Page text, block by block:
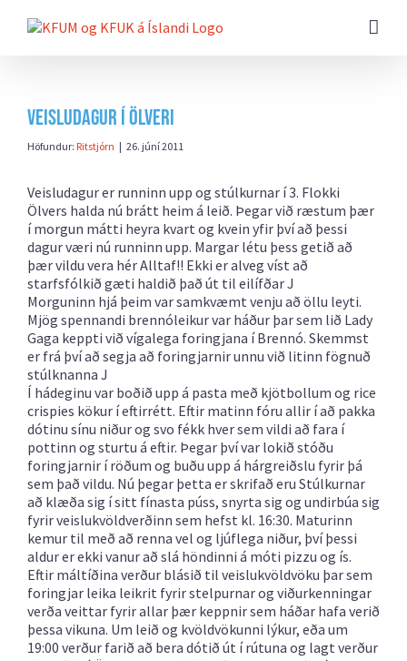
beint
Veisludagur í Ölveri
Höfundur: Ritstjórn | 26. júní 2011
Veisludagur er runninn upp og stúlkurnar í 3. Flokki
Ölvers halda nú brátt heim á leið. Þegar við ræstum þær
í morgun mátti heyra kvart og kvein yfir því að þessi
dagur væri nú runninn upp. Margar létu þess getið að
þær vildu vera hér Alltaf!! Ekki er alveg víst að
starfsfólkið gæti haldið það út til eilífðarJ
Morguninn hjá þeim var samkvæmt venju að öllu leyti.
Mjög spennandi brennóleikur var háður þar sem lið Lady
Gaga keppti við vígalega foringjana í Brennó. Skemmst
er frá því að segja að foringjarnir unnu við litinn fögnuð
stúlknanna J
Í hádeginu var boðið upp á pasta með kjötbollum og rice
crispies kökur í eftirrétt. Eftir matinn fóru allir í að pakka
dótinu sínu niður og svo fékk hver sem vildi að fara í
pottinn og sturtu á eftir. Þegar því var lokið stóðu
foringjarnir í röðum og buðu upp á hárgreiðslu fyrir þá
sem það vildu. Nú þegar þetta er skrifað eru Stúlkurnar
að klæða sig í sitt fínasta púss, snyrta sig og undirbúa sig
fyrir veislukvöldverðinn sem hefst kl. 16:30. Maturinn
kemur til með að renna vel og ljúflega niður, því þessi
aldur er ekki vanur að slá höndinni á móti pizzu og ís.
Eftir máltíðina verður blásið til veislukvöldvöku þar sem
foringjar leika leikrit fyrir stelpurnar og viðurkenningar
verða veittar fyrir allar þær keppnir sem háðar hafa verið
þessa vikuna. Um leið og kvöldvökunni lýkur, eða um
19:00 verður farið að bera dótið út í rútuna og lagt verður